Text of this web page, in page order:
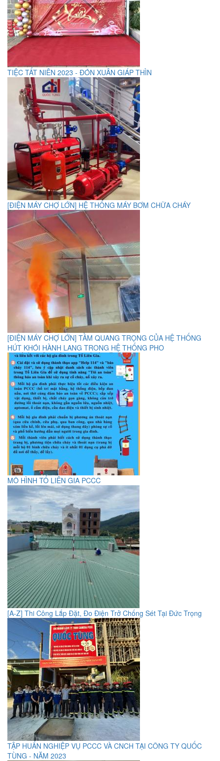
TIỆC TẤT NIÊN 2023 - ĐÓN XUÂN GIÁP THÌN
[ĐIỆN MÁY CHỢ LỚN] HỆ THỐNG MÁY BƠM CHỮA CHÁY
[ĐIỆN MÁY CHỢ LỚN] TẦM QUANG TRỌNG CỦA HỆ THỐNG
HÚT KHÓI HÀNH LANG TRONG HỆ THỐNG PHO
MÔ HÌNH TỔ LIÊN GIA PCCC
[A-Z] Thi Công Lắp Đặt, Đo Điện Trở Chống Sét Tại Đức Trọng
TẬP HUẤN NGHIỆP VỤ PCCC VÀ CNCH TẠI CÔNG TY QUỐC
TÙNG - NĂM 2023